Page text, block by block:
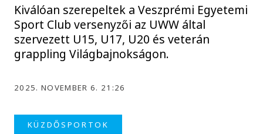
Kiválóan szerepeltek a Veszprémi Egyetemi
Sport Club versenyzői az UWW által
szervezett U15, U17, U20 és veterán
grappling Világbajnokságon.
2025. NOVEMBER 6. 21:26
KÜZDŐSPORTOK